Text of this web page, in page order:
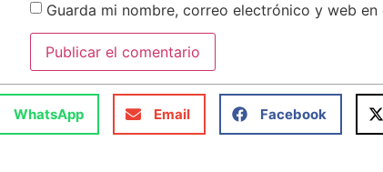
Guarda mi nombre, correo electrónico y web
WhatsApp Email Facebook